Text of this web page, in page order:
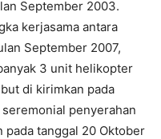
September 2003.
kerjasama antara
September 2007,
3 unit helikopter
di kirimkan pada
penyerahan
tanggal 20 Oktober